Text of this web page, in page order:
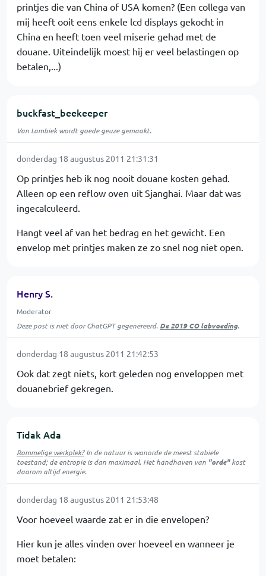
printjes die van China of USA komen? (Een collega van
mij heeft ooit eens enkele lcd displays gekocht in
China en heeft toen veel miserie gehad met de
douane. Uiteindelijk moest hij er veel belastingen op
betalen,...)
buckfast_beekeeper
Van Lambiek wordt goede geuze gemaakt.
donderdag 18 augustus 2011 21:31:31
Op printjes heb ik nog nooit douane kosten gehad.
Alleen op een reflow oven uit Sjanghai. Maar dat was
ingecalculeerd.
Hangt veel af van het bedrag en het gewicht. Een
envelop met printjes maken ze zo snel nog niet open.
Henry S.
Moderator
Deze post is niet door ChatGPT gegenereerd. De 2019 CO labvoeding.
donderdag 18 augustus 2011 21:42:53
Ook dat zegt niets, kort geleden nog enveloppen met
douanebrief gekregen.
Tidak Ada
Rommelige werkplek?In de natuur iswanordede meest stabiele
toestand; de entropie is dan maximaal. Het handhaven van "orde"kost
daarom altijd energie.
donderdag 18 augustus 2011 21:53:48
Voor hoeveel waarde zat er in die envelopen?
Hier kun je alles vinden over hoeveel en wanneer je
moet betalen: